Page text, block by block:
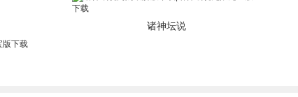
诸神坛说